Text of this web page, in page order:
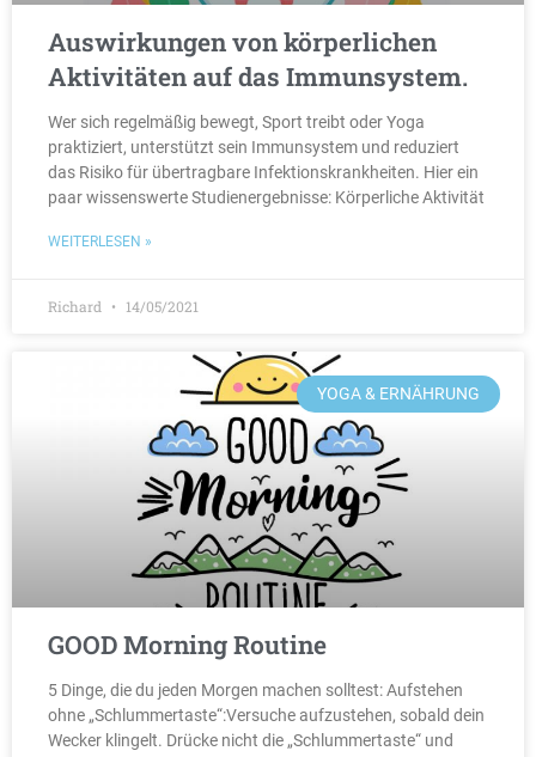
Auswirkungen von körperlichen
Aktivitäten auf das Immunsystem.
Wer sich regelmäßig bewegt, Sport treibt oder Yoga
praktiziert, unterstützt sein Immunsystem und reduziert
das Risiko für übertragbare Infektionskrankheiten. Hier ein
paar wissenswerte Studienergebnisse: Körperliche Aktivität
WEITERLESEN »
Richard 14/05/2021
YOGA & ERNÄHRUNG
GOOD Morning Routine
5 Dinge, die du jeden Morgen machen solltest: Aufstehen
ohne „Schlummertaste“:Versuche aufzustehen, sobald dein
Wecker klingelt. Drücke nicht die „Schlummertaste“ und